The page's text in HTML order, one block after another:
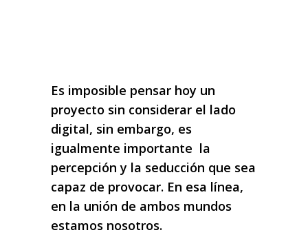
Es imposible pensar hoy un
proyecto sin considerar el lado
digital, sin embargo, es
igualmente importante la
percepción y la seducción que sea
capaz de provocar. En esa línea,
en la unión de ambos mundos
estamos nosotros.